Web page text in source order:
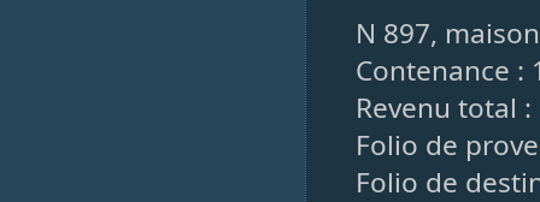
N 897,
Contenance :
Revenu total
Folio de
Folio de